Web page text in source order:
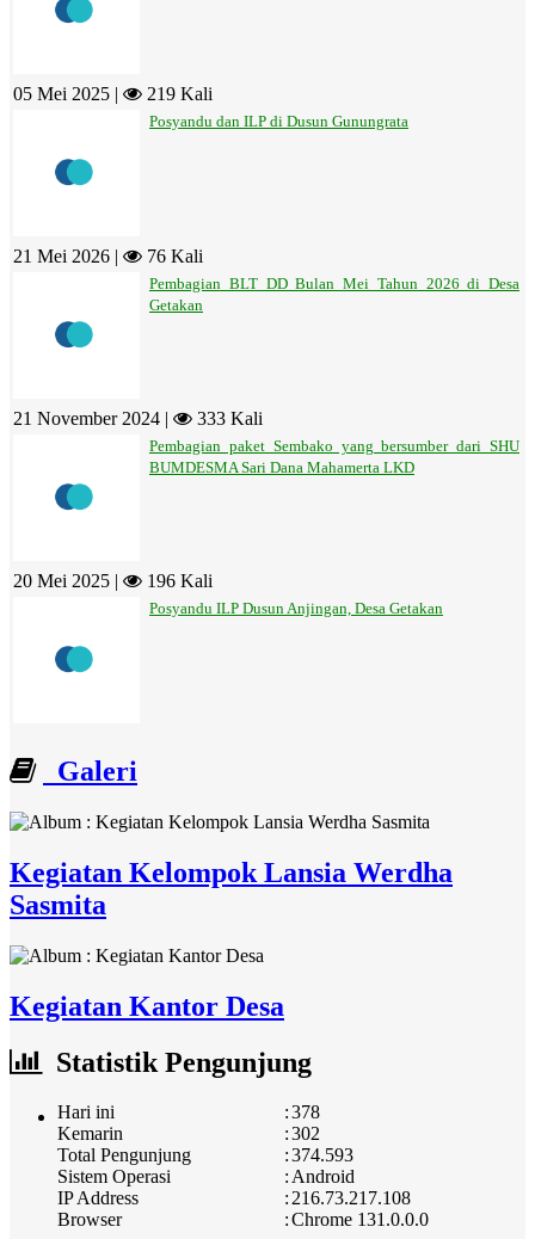
05 Mei 2025 | 219 Kali
Posyandu dan ILP di Dusun Gunungrata
21 Mei 2026 | 76 Kali
Pembagian BLT DD Bulan Mei Tahun 2026 di Desa
Getakan
21 November 2024 | 333 Kali
Pembagian paket Sembako yang bersumber dari SHU
BUMDESMA Sari Dana Mahamerta LKD
20 Mei 2025 | 196 Kali
Posyandu ILP Dusun Anjingan, Desa Getakan
Galeri
Kegiatan Kelompok Lansia Werdha
Sasmita
Kegiatan Kantor Desa
Statistik Pengunjung
Hari ini :378
Kemarin
:302
Total Pengunjung
:374.593
Sistem Operasi
:Android
IP Address
:216.73.217.108
Browser
:Chrome 131.0.0.0